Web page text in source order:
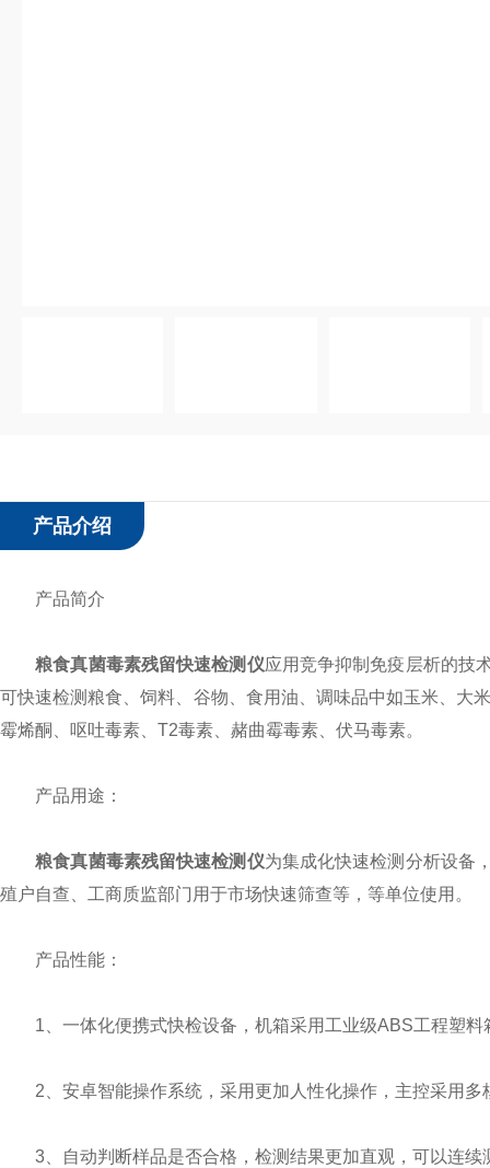
产品介绍
产品简介
粮食真菌毒素残留快速检测仪应用竞争抑制免疫层析的技
可快速检测粮食、饲料、谷物、食用油、调味品中如玉米、大
霉烯酮、呕吐毒素、T2毒素、赭曲霉毒素、伏马毒素。
产品用途：
粮食真菌毒素残留快速检测仪为集成化快速检测分析设备
殖户自查、工商质监部门用于市场快速筛查等，等单位使用。
产品性能：
1、一体化便携式快检设备，机箱采用工业级ABS工程塑料
2、安卓智能操作系统，采用更加人性化操作，主控采用多
3、自动判断样品是否合格，检测结果更加直观，可以连续